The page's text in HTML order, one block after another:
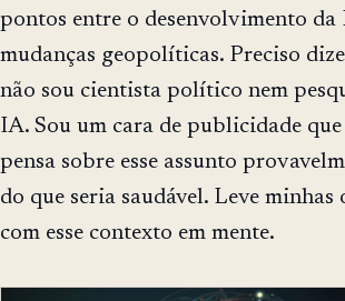
pontos entre o desenvolvimento da
mudanças geopolíticas. Preciso
não sou cientista político nem
IA. Sou um cara de publicidade
pensa sobre esse assunto
do que seria saudável. Leve minhas
com esse contexto em mente.